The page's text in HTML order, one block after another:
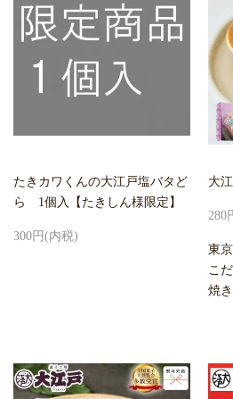
たきカワくんの大江戸塩バタど
ら 1個入【たきしん様限定】
300円(内税)
大
280
東
こ
焼き